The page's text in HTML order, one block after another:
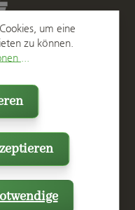
um eine
zu können.
...